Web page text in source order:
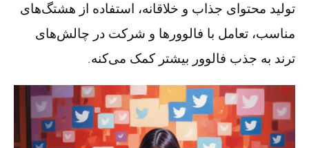
تولید محتوای جذاب و خلاقانه، استفاده از هشتگ‌های
مناسب، تعامل با فالوورها و شرکت در چالش‌های
ترند به جذب فالوور بیشتر کمک می‌کنه.